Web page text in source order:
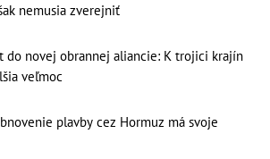
nemusia zverejniť
do novej obrannej aliancie: K trojici krajín
veľmoc
plavby cez Hormuz má svoje